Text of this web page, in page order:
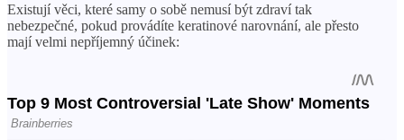
Existují věci, které samy o sobě nemusí být zdraví tak
nebezpečné, pokud provádíte keratinové narovnání, ale přesto
mají velmi nepříjemný účinek: